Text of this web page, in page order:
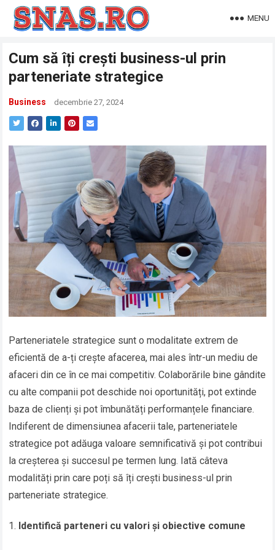
MENU
Cum să îți crești business-ul prin
parteneriate strategice
Business decembrie 27, 2024
Parteneriatele strategice sunt o modalitate extrem de
eficientă de a-ți crește afacerea, mai ales într-un mediu de
afaceri din ce în ce mai competitiv. Colaborările bine gândite
cu alte companii pot deschide noi oportunități, pot extinde
baza de clienți și pot îmbunătăți performanțele financiare.
Indiferent de dimensiunea afacerii tale, parteneriatele
strategice pot adăuga valoare semnificativă și pot contribui
la creșterea și succesul pe termen lung. Iată câteva
modalități prin care poți să îți crești business-ul prin
parteneriate strategice.
Identifică parteneri cu valori și obiective comune